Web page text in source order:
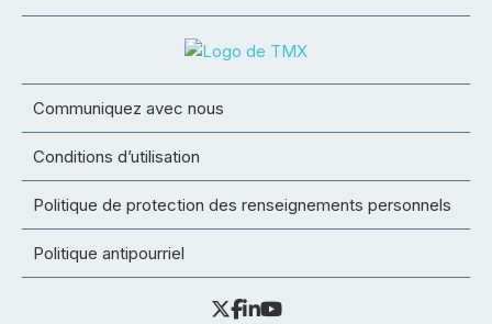
Communiquez avec nous
Conditions d’utilisation
Politique de protection des renseignements personnels
Politique antipourriel